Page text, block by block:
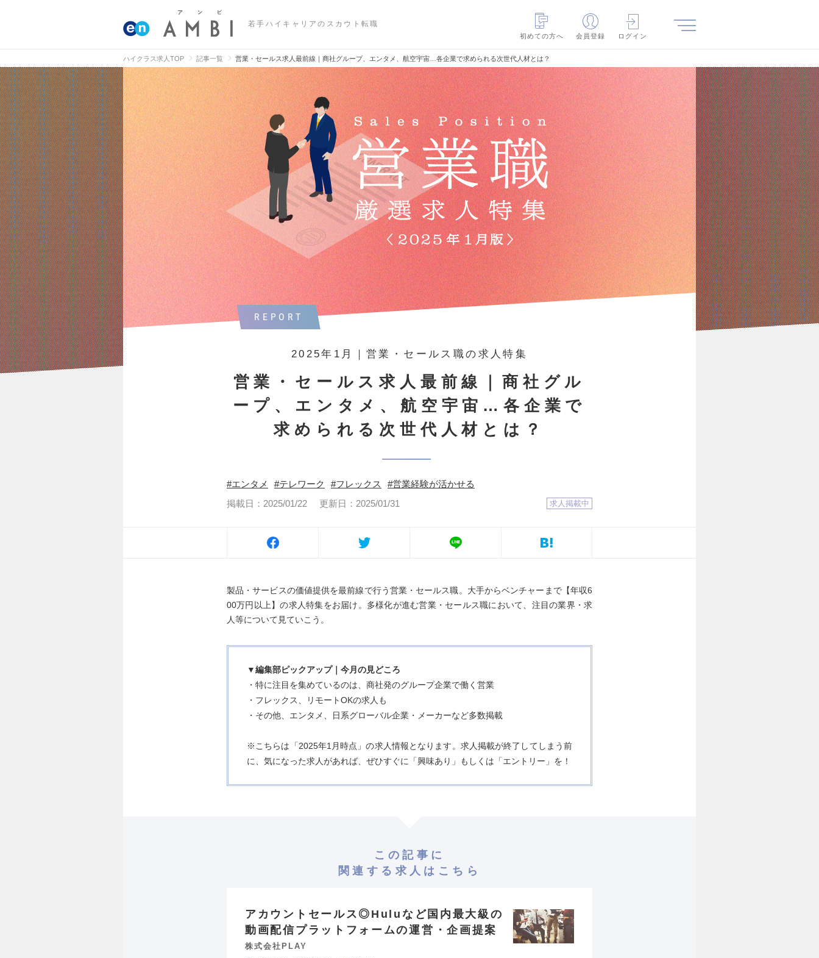
若手ハイキャリアのスカウト転職
初めての方へ
会員登録 ログイン
ハイクラス求人TOP 記事一覧 営業・セールス求人最前線｜商社グループ、エンタメ、航空宇宙…各企業で求められる次世代人材とは？
REPORT
2025年1月｜営業・セールス職の求人特集
営業・セールス求人最前線｜商社グル
ープ、エンタメ、航空宇宙…各企業で
求められる次世代人材とは？
エンタメ テレワーク フレックス
営業経験が活かせる
掲載日：2025/01/22
更新日：2025/01/31 求人掲載中
製品・サービスの価値提供を最前線で行う営業・セールス職。大手からベンチャーまで【年収6
00万円以上】の求人特集をお届け。多様化が進む営業・セールス職において、注目の業界・求
人等について見ていこう。
▼編集部ピックアップ｜今月の見どころ
・特に注目を集めているのは、商社発のグループ企業で働く営業
・フレックス、リモートOKの求人も
・その他、エンタメ、日系グローバル企業・メーカーなど多数掲載
※こちらは「2025年1月時点」の求人情報となります。求人掲載が終了してしまう前
に、気になった求人があれば、ぜひすぐに「興味あり」もしくは「エントリー」を！
この記事に
関連する求人はこちら
アカウントセールス◎Huluなど国内最大級の
動画配信プラットフォームの運営・企画提案
株式会社PLAY